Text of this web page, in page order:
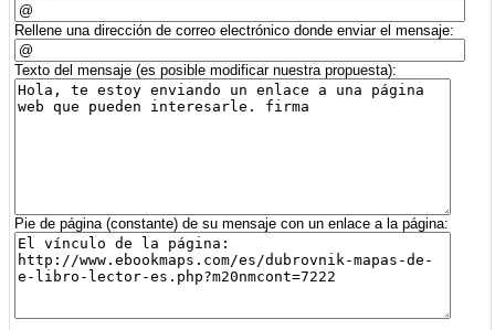
Rellene una dirección de correo electrónico donde enviar el mensaje:
Texto del mensaje (es posible modificar nuestra propuesta):
Pie de página (constante) de su mensaje con un enlace a la página: